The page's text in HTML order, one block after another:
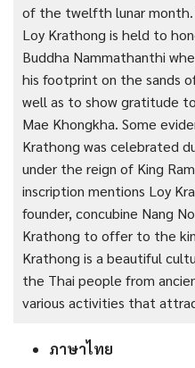
of the twelfth lunar
Loy Krathong is held to
Buddha Nammathanthi
his footprint on the sands
well as to show gratitude
Mae Khongkha. Some
Krathong was celebrated
under the reign of King
inscription mentions Loy
founder, concubine Nang
Krathong to offer to the
Krathong is a beautiful
the Thai people from
various activities that
ภาษาไทย